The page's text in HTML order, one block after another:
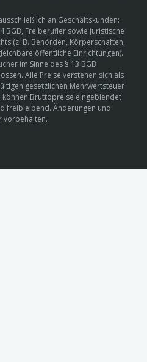
an Geschäftskunden:
BGB, Freiberufler sowie juristische
(z. B. Behörden, Körperschaften,
öffentliche Einrichtungen).
im Sinne des § 13 BGB
Alle Preise verstehen sich als
gesetzlichen Mehrwertsteuer
Bruttopreise eingeblendet
freibleibend. Änderungen und
vorbehalten.